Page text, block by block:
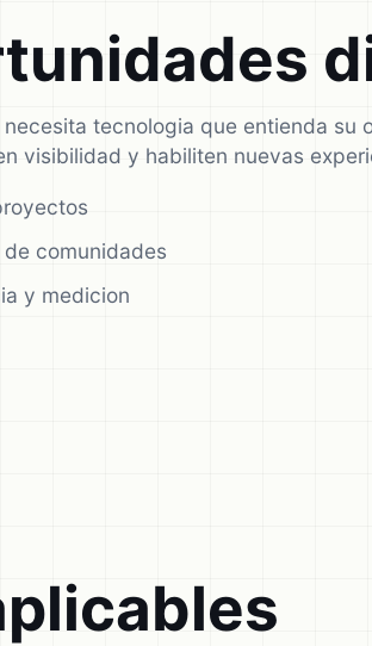
tecnologia que entienda su
visibilidad y habiliten nuevas
comunidades
y medicion